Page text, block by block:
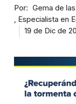
Por
Gema de
Especialista en
19 de Dic de